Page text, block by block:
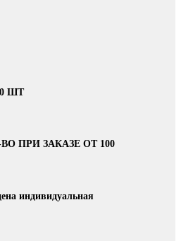
ШТ
ПРИ ЗАКАЗЕ ОТ 100
индивидуальная